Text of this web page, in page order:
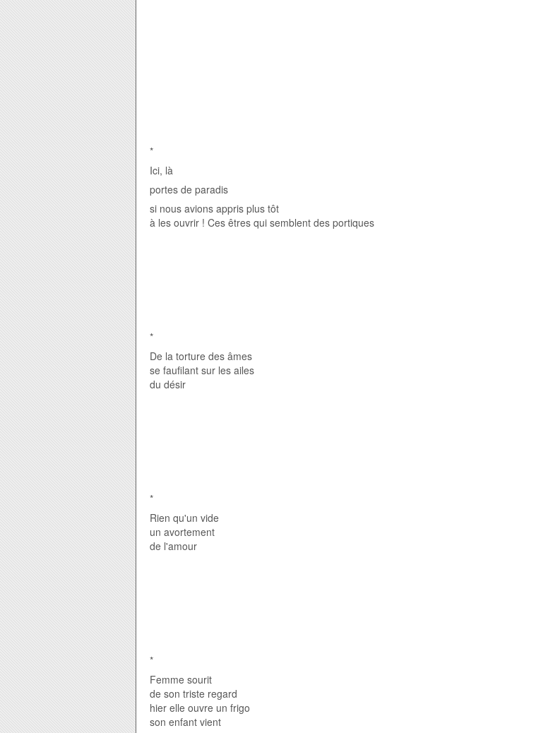
*
Ici, là
portes de paradis
si nous avions appris plus tôt
à les ouvrir ! Ces êtres qui semblent des portiques
*
De la torture des âmes
se faufilant sur les ailes
du désir
*
Rien qu'un vide
un avortement
de l'amour
*
Femme sourit
de son triste regard
hier elle ouvre un frigo
son enfant vient